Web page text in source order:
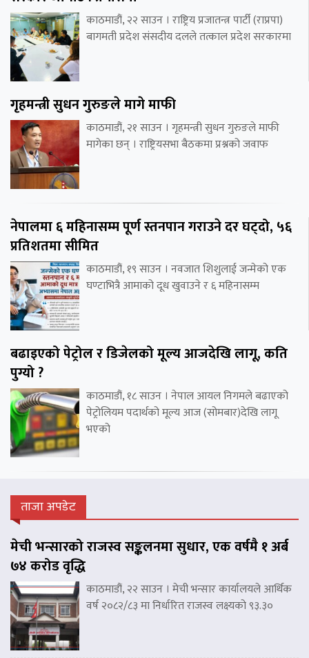
काठमाडौं, २२ साउन । राष्ट्रिय प्रजातन्त्र पार्टी (राप्रपा)
बागमती प्रदेश संसदीय दलले तत्काल प्रदेश सरकारमा
गृहमन्त्री सुधन गुरुङले मागे माफी
काठमाडौं, २१ साउन । गृहमन्त्री सुधन गुरुङले माफी
मागेका छन् । राष्ट्रियसभा बैठकमा प्रश्नको जवाफ
नेपालमा ६ महिनासम्म पूर्ण स्तनपान गराउने दर घट्दो, ५६
प्रतिशतमा सीमित
काठमाडौं, १९ साउन । नवजात शिशुलाई जन्मेको एक
घण्टाभित्रै आमाको दूध खुवाउने र ६ महिनासम्म
बढाइएको पेट्रोल र डिजेलको मूल्य आजदेखि लागू, कति
पुग्यो ?
काठमाडौं, १८ साउन । नेपाल आयल निगमले बढाएको
पेट्रोलियम पदार्थको मूल्य आज (सोमबार)देखि लागू
भएको
ताजा अपडेट
मेची भन्सारको राजस्व सङ्कलनमा सुधार, एक वर्षमै १ अर्ब
७४ करोड वृद्धि
काठमाडौं, २२ साउन । मेची भन्सार कार्यालयले आर्थिक
वर्ष २०८२/८३ मा निर्धारित राजस्व लक्ष्यको ९३.३०